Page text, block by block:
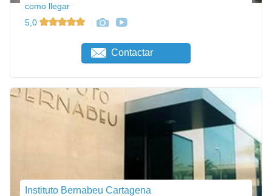
como llegar
5,0
Contactar
Instituto Bernabeu Cartagena